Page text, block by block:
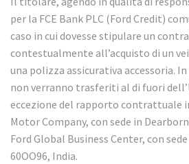
per la FCE Bank PLC (Ford Credit)
caso in cui dovesse stipulare un
contestualmente all’acquisto di un
una polizza assicurativa accessoria.
non verranno trasferiti al di fuori
eccezione del rapporto contrattuale
Motor Company, con sede in Dearborn
Ford Global Business Center, con
60OO96, India.